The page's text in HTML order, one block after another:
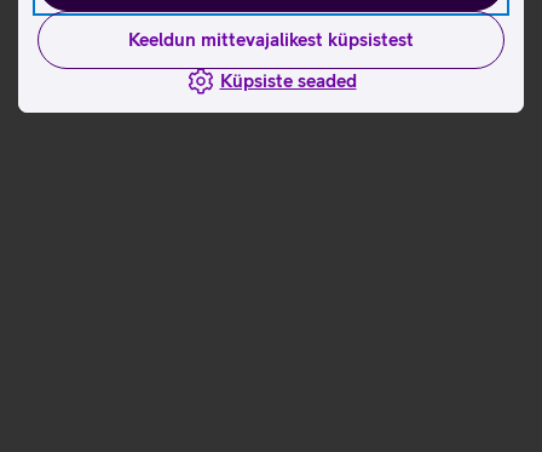
Keeldun mittevajalikest küpsistest
Küpsiste seaded